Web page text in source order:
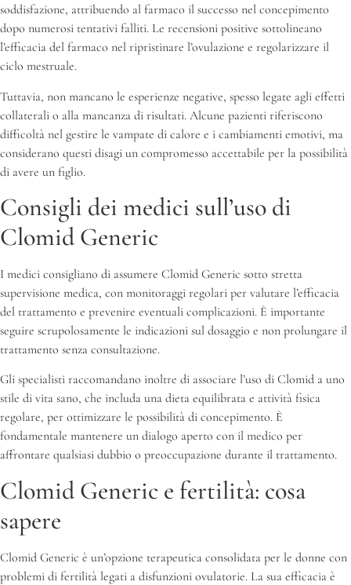
soddisfazione, attribuendo al farmaco il successo nel concepimento
dopo numerosi tentativi falliti. Le recensioni positive sottolineano
l’efficacia del farmaco nel ripristinare l’ovulazione e regolarizzare il
ciclo mestruale.
Tuttavia, non mancano le esperienze negative, spesso legate agli effetti
collaterali o alla mancanza di risultati. Alcune pazienti riferiscono
difficoltà nel gestire le vampate di calore e i cambiamenti emotivi, ma
considerano questi disagi un compromesso accettabile per la possibilità
di avere un figlio.
Consigli dei medici sull’uso di
Clomid Generic
I medici consigliano di assumere Clomid Generic sotto stretta
supervisione medica, con monitoraggi regolari per valutare l’efficacia
del trattamento e prevenire eventuali complicazioni. È importante
seguire scrupolosamente le indicazioni sul dosaggio e non prolungare il
trattamento senza consultazione.
Gli specialisti raccomandano inoltre di associare l’uso di Clomid a uno
stile di vita sano, che includa una dieta equilibrata e attività fisica
regolare, per ottimizzare le possibilità di concepimento. È
fondamentale mantenere un dialogo aperto con il medico per
affrontare qualsiasi dubbio o preoccupazione durante il trattamento.
Clomid Generic e fertilità: cosa
sapere
Clomid Generic è un’opzione terapeutica consolidata per le donne con
problemi di fertilità legati a disfunzioni ovulatorie. La sua efficacia è